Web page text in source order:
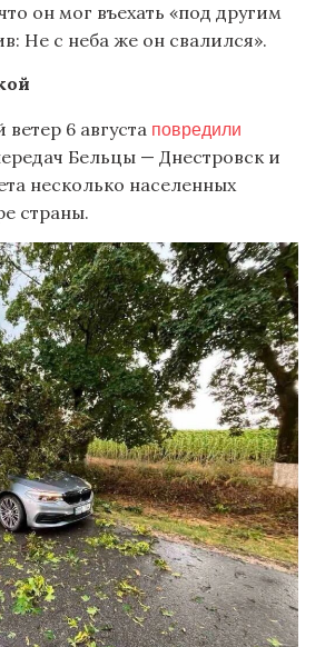
он мог въехать «под другим
Не с неба же он свалился».
6 августа повредили
Бельцы — Днестровск и
несколько населенных
страны.